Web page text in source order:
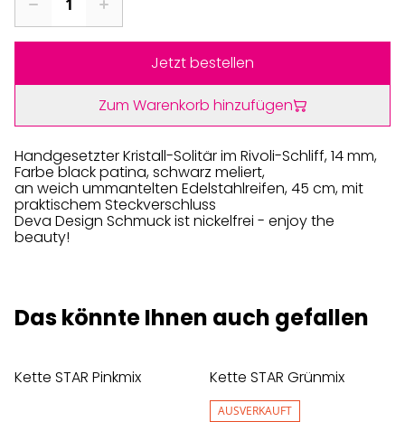
Jetzt bestellen
Zum Warenkorb hinzufügen
Handgesetzter Kristall-Solitär im Rivoli-Schliff, 14 mm,
Farbe black patina, schwarz meliert,
an weich ummantelten Edelstahlreifen, 45 cm, mit
praktischem Steckverschluss
Deva Design Schmuck ist nickelfrei - enjoy the
beauty!
Das könnte Ihnen auch gefallen
Kette STAR Pinkmix Kette STAR Grünmix
AUSVERKAUFT